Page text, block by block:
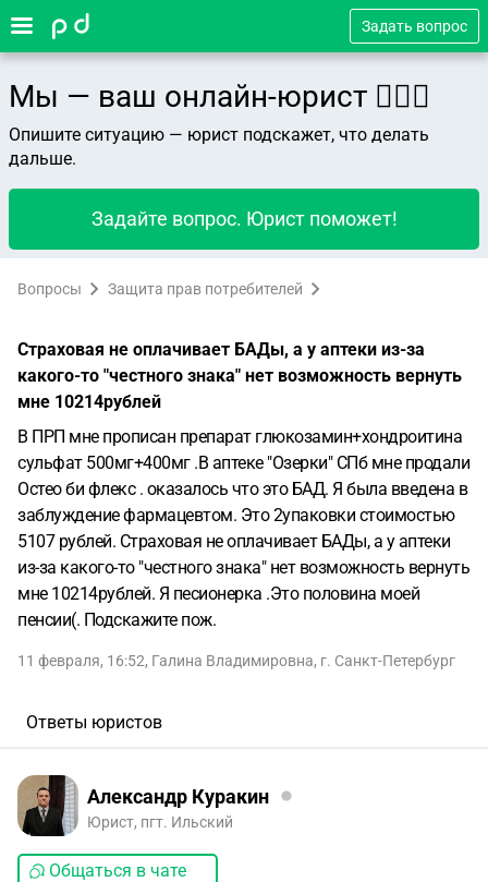
Задать вопрос
Мы — ваш онлайн-юрист 👨🏻‍⚖️
Опишите ситуацию — юрист подскажет, что делать
дальше.
Задайте вопрос. Юрист поможет!
Вопросы Защита прав потребителей
Страховая не оплачивает БАДы, а у аптеки из-за
какого-то "честного знака" нет возможность вернуть
мне 10214рублей
В ПРП мне прописан препарат глюкозамин+хондроитина
сульфат 500мг+400мг .В аптеке "Озерки" СПб мне продали
Остео би флекс . оказалось что это БАД. Я была введена в
заблуждение фармацевтом. Это 2упаковки стоимостью
5107 рублей. Страховая не оплачивает БАДы, а у аптеки
из-за какого-то "честного знака" нет возможность вернуть
мне 10214рублей. Я песионерка .Это половина моей
пенсии(. Подскажите пож.
11 февраля, 16:52, Галина Владимировна, г. Санкт-Петербург
Ответы юристов
Александр Куракин
Юрист, пгт. Ильский
Общаться в чате